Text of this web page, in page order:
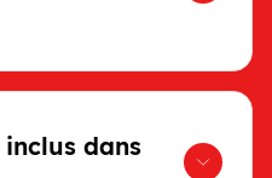
dans